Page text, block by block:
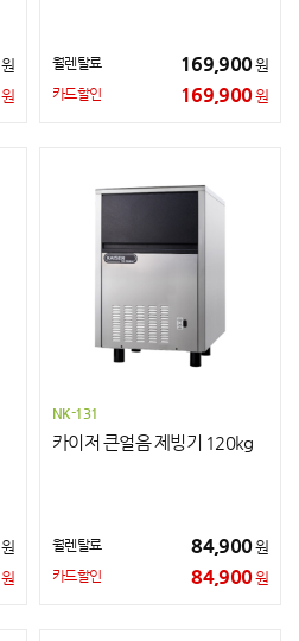
원
원
월렌탈료 169,900원
카드할인 169,900원
원
원
NK-131
카이저 큰얼음 제빙기 120kg
월렌탈료 84,900원
카드할인 84,900원